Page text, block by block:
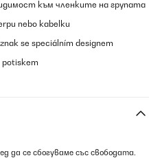
към членките на групата
nebo kabelku
se speciálním designem
да се сбогуваме със свободата.